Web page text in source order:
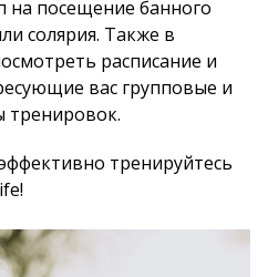
на посещение банного
солярия. Также в
расписание и
вас групповые и
тренировок.
тренируйтесь